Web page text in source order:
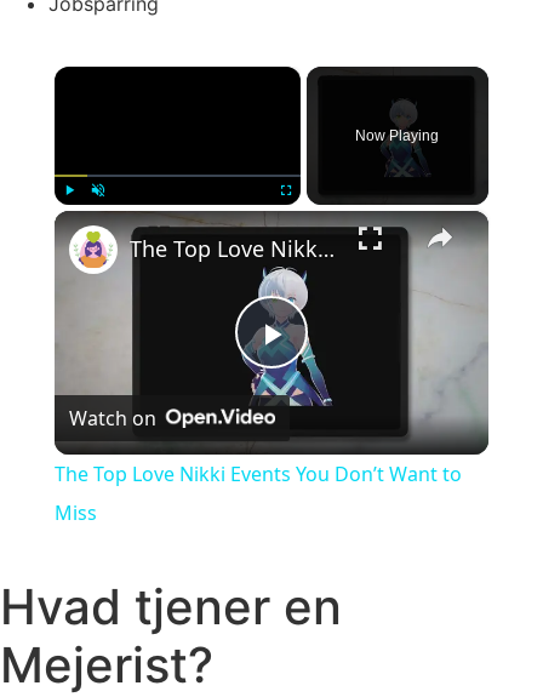
×
Now Playing
×
Play Video
The Top Love Nikki Events You Don’t Want to Miss
Watch on
The Top Love Nikki Events You Don’t Want to
Miss
Hvad tjener en
Mejerist?